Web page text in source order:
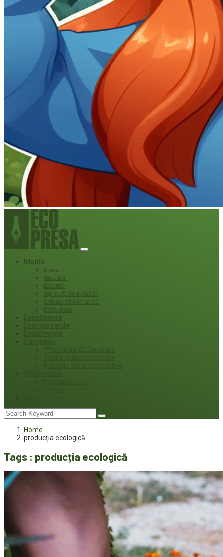
Mediu
Mediu
Atitudini
Externe
Agricultura durabila
Schimbari climatice
Ecoturism
Home
producția ecologică
Tags : producția ecologică